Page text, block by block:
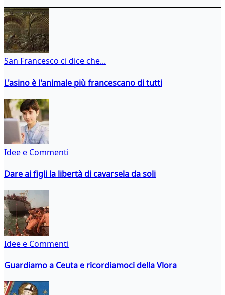
San Francesco ci dice che...
L'asino è l'animale più francescano di tutti
Idee e Commenti
Dare ai figli la libertà di cavarsela da soli
Idee e Commenti
Guardiamo a Ceuta e ricordiamoci della Vlora